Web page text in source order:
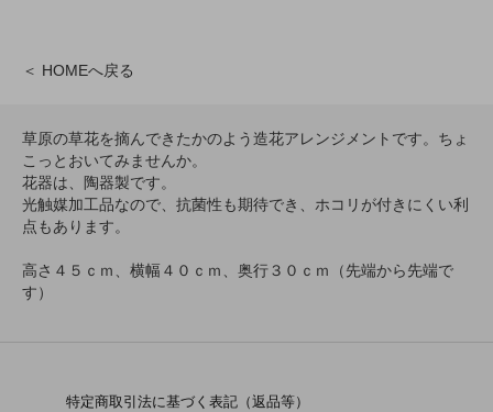
＜ HOMEへ戻る
草原の草花を摘んできたかのよう造花アレンジメントです。ちょ
こっとおいてみませんか。
花器は、陶器製です。
光触媒加工品なので、抗菌性も期待でき、ホコリが付きにくい利
点もあります。
高さ４５ｃｍ、横幅４０ｃｍ、奥行３０ｃｍ（先端から先端で
す）
特定商取引法に基づく表記（返品等）